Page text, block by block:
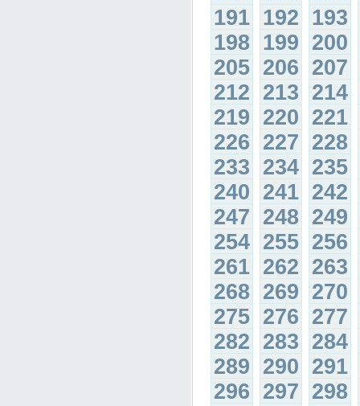
191 192 193
198 199 200
205 206 207
212 213 214
219 220 221
226 227 228
233 234 235
240 241 242
247 248 249
254 255 256
261 262 263
268 269 270
275 276 277
282 283 284
289 290 291
296 297 298